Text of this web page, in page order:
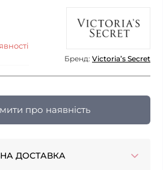
Бренд: Victoria’s Secret
про наявність
ДОСТАВКА